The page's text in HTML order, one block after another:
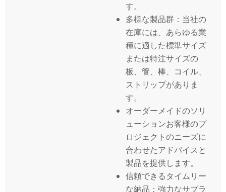
す。
多様な製品群：当社の
在庫には、あらゆる業
種に適した標準サイズ
または特注サイズの
板、管、棒、コイル、
ストリップがありま
す。
オーダーメイドのソリ
ューションお客様のプ
ロジェクトのニーズに
合わせたアドバイスと
製品を提供します。
信頼できるタイムリー
な納品：強力なサプラ